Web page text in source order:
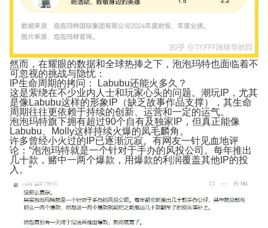
然而，在耀眼的数据和全球热捧之下，泡泡玛特也面临着不
可忽视的挑战与隐忧：
IP生命周期的拷问： Labubu还能火多久？
这是萦绕在不少业内人士和玩家心头的问题。潮玩IP，尤其
是像Labubu这样的形象IP（缺乏故事作品支撑），其生命
周期往往更依赖于持续的创新、运营和一定的运气。
泡泡玛特旗下拥有超过90个自有及独家IP，但真正能像
Labubu、Molly这样持续火爆的凤毛麟角。
许多曾经小火过的IP已逐渐沉寂。有网友一针见血地评
论：“泡泡玛特就是一个针对于手办的风投公司。每年推出
几十款，赌中一两个爆款，用爆款的利润覆盖其他IP的投
入。”